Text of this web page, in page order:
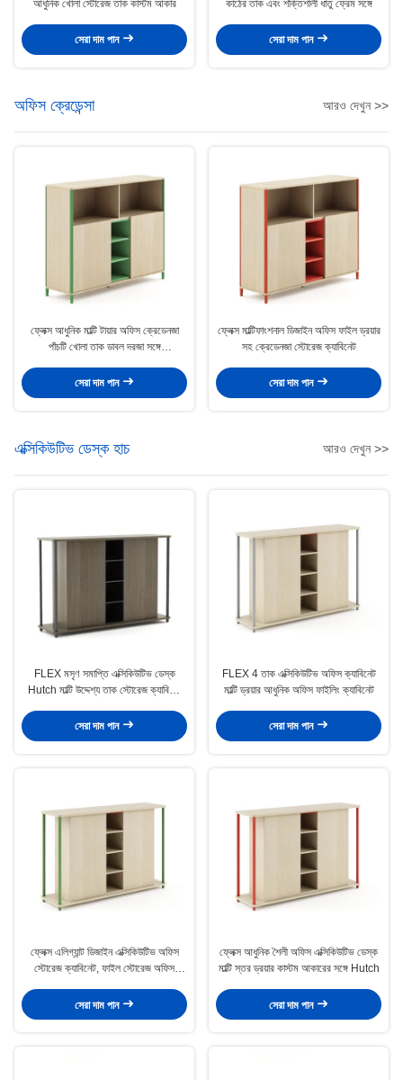
আধুনিক খোলা স্টোরেজ তাক কাস্টম আকার
সেরা দাম পান
কাঠের তাক এবং শক্তিশালী ধাতু ফ্রেম সঙ্গে
সেরা দাম পান
অফিস ক্রেডেন্সা আরও দেখুন >>
ফ্লেক্স আধুনিক মাল্টি টায়ার অফিস ক্রেডেনজা
পাঁচটি খোলা তাক ডাবল দরজা সঙ্গে
সেরা দাম পান
ফ্লেক্স মাল্টিফাংশনাল ডিজাইন অফিস ফাইল ড্রয়ার
সহ ক্রেডেনজা স্টোরেজ ক্যাবিনেট
সেরা দাম পান
এক্সিকিউটিভ ডেস্ক হাচ আরও দেখুন >>
FLEX মসৃণ সমাপ্তি এক্সিকিউটিভ ডেস্ক
Hutch মাল্টি উদ্দেশ্য তাক স্টোরেজ ক্যাবিনেট
সেরা দাম পান
FLEX 4 তাক এক্সিকিউটিভ অফিস ক্যাবিনেট
মাল্টি ড্রয়ার আধুনিক অফিস ফাইলিং ক্যাবিনেট
সেরা দাম পান
ফ্লেক্স এলিগ্যান্ট ডিজাইন এক্সিকিউটিভ অফিস
স্টোরেজ ক্যাবিনেট, ফাইল স্টোরেজ অফিস
সেরা দাম পান
ফ্লেক্স আধুনিক শৈলী অফিস এক্সিকিউটিভ ডেস্ক
মাল্টি স্তর ড্রয়ার কাস্টম আকারের সঙ্গে Hutch
সেরা দাম পান